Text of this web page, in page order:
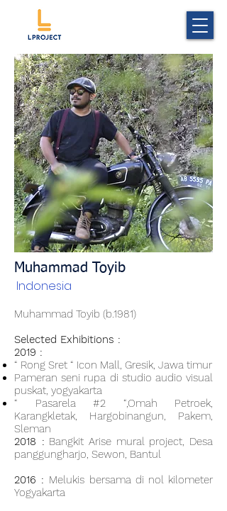
Muhammad Toyib
Indonesia
Muhammad Toyib (b.1981)
Selected Exhibitions :
2019 :
“ Rong Sret “ Icon Mall, Gresik, Jawa timur
Pameran seni rupa di studio audio visual
puskat, yogyakarta
“ Pasarela #2 “,Omah Petroek,
Karangkletak, Hargobinangun, Pakem,
Sleman
2018 : Bangkit Arise mural project, Desa
panggungharjo, Sewon, Bantul
2016 : Melukis bersama di nol kilometer
Yogyakarta